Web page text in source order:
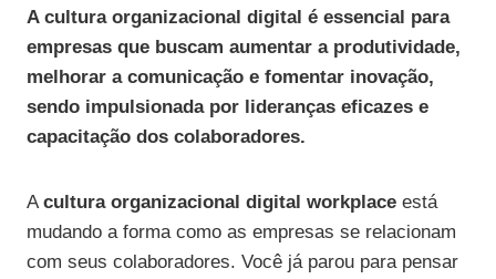
A cultura organizacional digital é essencial para
empresas que buscam aumentar a produtividade,
melhorar a comunicação e fomentar inovação,
sendo impulsionada por lideranças eficazes e
capacitação dos colaboradores.
Acultura organizacional digital workplace está
mudando a forma como as empresas se relacionam
com seus colaboradores. Você já parou para pensar